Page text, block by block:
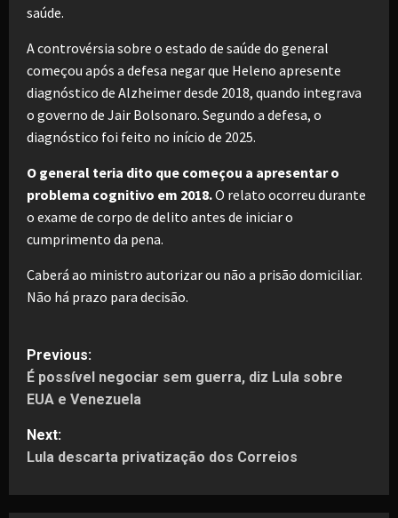
saúde.
A controvérsia sobre o estado de saúde do general
começou após a defesa negar que Heleno apresente
diagnóstico de Alzheimer desde 2018, quando integrava
o governo de Jair Bolsonaro. Segundo a defesa, o
diagnóstico foi feito no início de 2025.
O general teria dito que começou a apresentar o
problema cognitivo em 2018.O relato ocorreu durante
o exame de corpo de delito antes de iniciar o
cumprimento da pena.
Caberá ao ministro autorizar ou não a prisão domiciliar.
Não há prazo para decisão.
P
o
s
t
n
Previous:
É possível negociar sem guerra, diz Lula sobre
EUA e Venezuela
Next:
Lula descarta privatização dos Correios